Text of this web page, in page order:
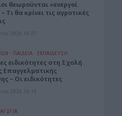
θεωρούνται «ενεργοί
Τι θα κρίνει τις αγροτικές
2026 16:27
• ΠΑΙΔΕΙΑ - ΕΚΠΑΙΔΕΥΣΗ
ειδικότητες στη Σχολή
Επαγγελματικής
– Οι ειδικότητες
2026 16:19